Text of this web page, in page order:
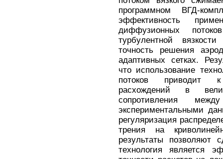
программном ВГД-
эффективность
диффузионных
турбулентной
точность решения
адаптивных сетках.
что использование
потоков приводит
расхождений в
сопротивления
экспериментальными
регуляризация
трения на
результаты позволяют
технология является